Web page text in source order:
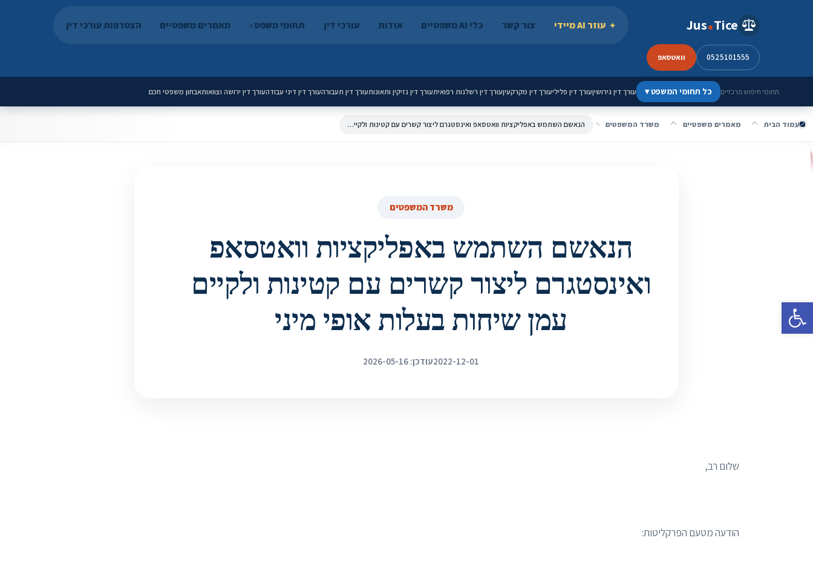
פתח סרגל נגישות
Jus Tice עוזר AI מיידי צור קשר כלי AI משפטיים אודות עורכי דין תחומי משפט מאמרים משפטיים הצטרפות עורכי דין
0525101555 וואטסאפ
תחומי חיפוש מרכזיים כל תחומי המשפט▾ עורך דין גירושיןעורך דין פליליעורך דין מקרקעיןעורך דין רשלנות רפואיתעורך דין נזיקין ותאונותעורך דין תעבורהעורך דין דיני עבודהעורך דין ירושה וצוואותאבחון משפטי חכם
עמוד הבית מאמרים משפטיים משרד המשפטים הנאשם השתמש באפליקציות וואטסאפ ואינסטגרם ליצור קשרים עם קטינות ולקיים עמן שיחות בעלות אופי מיני
משרד המשפטים
הנאשם השתמש באפליקציות וואטסאפ
ואינסטגרם ליצור קשרים עם קטינות ולקיים
עמן שיחות בעלות אופי מיני
2022-12-01עודכן: 2026-05-16
שלום רב,
הודעה מטעם הפרקליטות: